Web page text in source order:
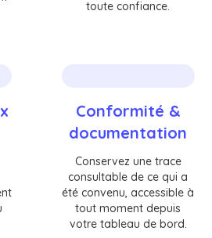
toute confiance.
Conformité &
documentation
Conservez une trace
consultable de ce qui a
été convenu, accessible à
tout moment depuis
votre tableau de bord.